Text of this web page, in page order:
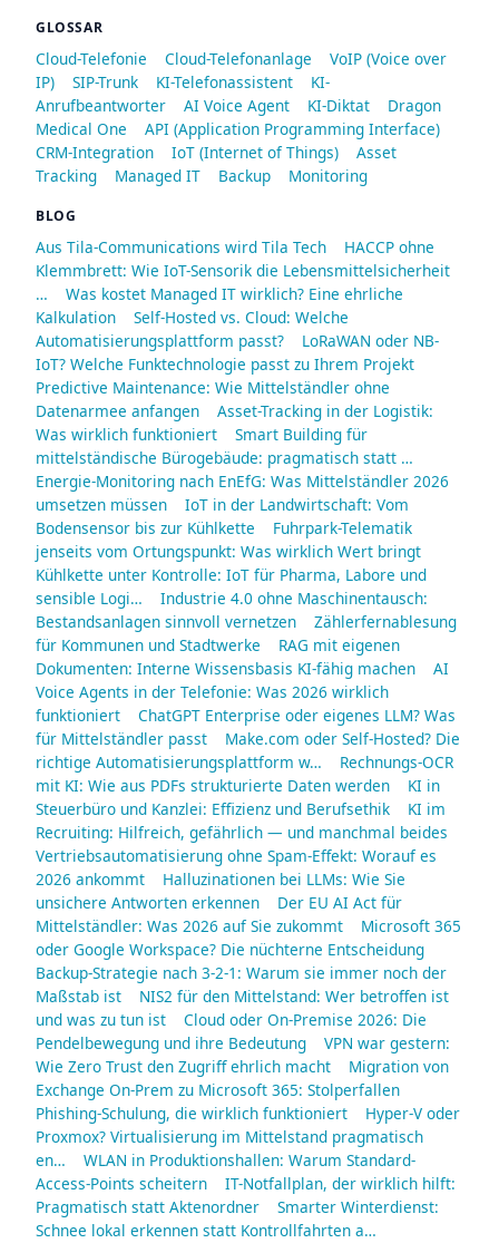
GLOSSAR
Cloud-Telefonie Cloud-Telefonanlage
VoIP (Voice over
IP)
SIP-Trunk KI-Telefonassistent
KI-
Anrufbeantworter
AI Voice Agent KI-Diktat
Dragon
Medical One
API (Application Programming Interface)
CRM-Integration
IoT (Internet of Things)
Asset
Tracking
Managed IT Backup Monitoring
BLOG
Aus Tila-Communications wird Tila Tech
HACCP ohne
Klemmbrett: Wie IoT-Sensorik die Lebensmittelsicherheit
…
Was kostet Managed IT wirklich? Eine ehrliche
Kalkulation
Self-Hosted vs. Cloud: Welche
Automatisierungsplattform passt?
LoRaWAN oder NB-
IoT? Welche Funktechnologie passt zu Ihrem Projekt
Predictive Maintenance: Wie Mittelständler ohne
Datenarmee anfangen
Asset-Tracking in der Logistik:
Was wirklich funktioniert
Smart Building für
mittelständische Bürogebäude: pragmatisch statt …
Energie-Monitoring nach EnEfG: Was Mittelständler 2026
umsetzen müssen
IoT in der Landwirtschaft: Vom
Bodensensor bis zur Kühlkette
Fuhrpark-Telematik
jenseits vom Ortungspunkt: Was wirklich Wert bringt
Kühlkette unter Kontrolle: IoT für Pharma, Labore und
sensible Logi…
Industrie 4.0 ohne Maschinentausch:
Bestandsanlagen sinnvoll vernetzen
Zählerfernablesung
für Kommunen und Stadtwerke
RAG mit eigenen
Dokumenten: Interne Wissensbasis KI-fähig machen
AI
Voice Agents in der Telefonie: Was 2026 wirklich
funktioniert
ChatGPT Enterprise oder eigenes LLM? Was
für Mittelständler passt
Make.com oder Self-Hosted? Die
richtige Automatisierungsplattform w…
Rechnungs-OCR
mit KI: Wie aus PDFs strukturierte Daten werden
KI in
Steuerbüro und Kanzlei: Effizienz und Berufsethik
KI im
Recruiting: Hilfreich, gefährlich — und manchmal beides
Vertriebsautomatisierung ohne Spam-Effekt: Worauf es
2026 ankommt
Halluzinationen bei LLMs: Wie Sie
unsichere Antworten erkennen
Der EU AI Act für
Mittelständler: Was 2026 auf Sie zukommt
Microsoft 365
oder Google Workspace? Die nüchterne Entscheidung
Backup-Strategie nach 3-2-1: Warum sie immer noch der
Maßstab ist
NIS2 für den Mittelstand: Wer betroffen ist
und was zu tun ist
Cloud oder On-Premise 2026: Die
Pendelbewegung und ihre Bedeutung
VPN war gestern:
Wie Zero Trust den Zugriff ehrlich macht
Migration von
Exchange On-Prem zu Microsoft 365: Stolperfallen
Phishing-Schulung, die wirklich funktioniert
Hyper-V oder
Proxmox? Virtualisierung im Mittelstand pragmatisch
en…
WLAN in Produktionshallen: Warum Standard-
Access-Points scheitern
IT-Notfallplan, der wirklich hilft:
Pragmatisch statt Aktenordner
Smarter Winterdienst:
Schnee lokal erkennen statt Kontrollfahrten a…